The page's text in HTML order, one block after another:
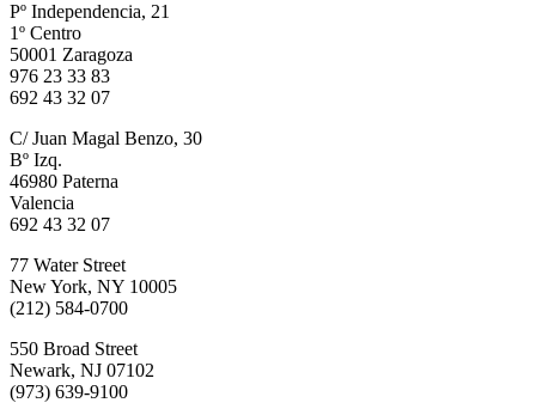
Pº Independencia, 21
1º Centro
50001 Zaragoza
976 23 33 83
692 43 32 07
C/ Juan Magal Benzo, 30
Bº Izq.
46980 Paterna
Valencia
692 43 32 07
77 Water Street
New York, NY 10005
(212) 584-0700
550 Broad Street
Newark, NJ 07102
(973) 639-9100